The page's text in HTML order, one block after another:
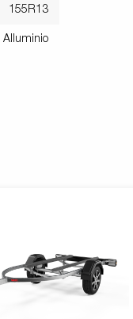
155R13
Alluminio